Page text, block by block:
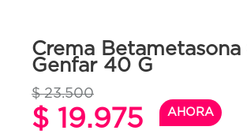
Crema Betametasona
Genfar 40 G
$ 23.500
$ 19.975 AHORA